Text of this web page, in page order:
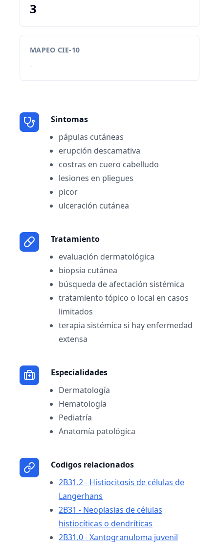
3
MAPEO CIE-10
-
Sintomas
pápulas cutáneas
erupción descamativa
costras en cuero cabelludo
lesiones en pliegues
picor
ulceración cutánea
Tratamiento
evaluación dermatológica
biopsia cutánea
búsqueda de afectación sistémica
tratamiento tópico o local en casos
limitados
terapia sistémica si hay enfermedad
extensa
Especialidades
Dermatología
Hematología
Pediatría
Anatomía patológica
Codigos relacionados
2B31.2 - Histiocitosis de células de
Langerhans
2B31 - Neoplasias de células
histiocíticas o dendríticas
2B31.0 - Xantogranuloma juvenil